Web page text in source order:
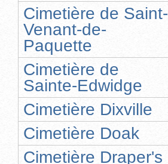
Cimetière de Saint-
Venant-de-
Paquette
Cimetière de
Sainte-Edwidge
Cimetière Dixville
Cimetière Doak
Cimetière Draper's